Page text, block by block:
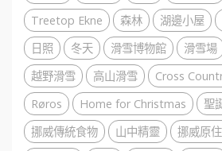
Treetop Ekne
森林 湖邊小屋
日照
冬天 滑雪博物館 滑雪場
越野滑雪
高山滑雪 Cross
Røros
Home for Christmas 聖
挪威傳統食物
山中精靈 挪威原